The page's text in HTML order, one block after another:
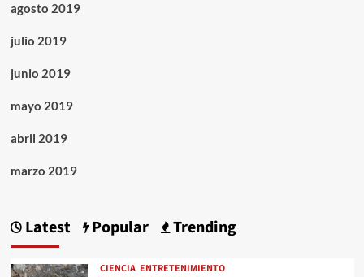
agosto 2019
julio 2019
junio 2019
mayo 2019
abril 2019
marzo 2019
Latest Popular Trending
CIENCIA ENTRETENIMIENTO